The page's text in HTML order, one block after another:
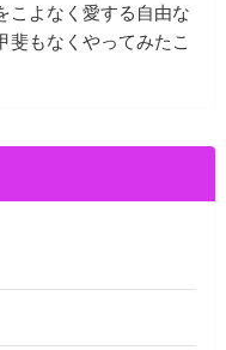
こよなく愛する自由な
斐もなくやってみたこ